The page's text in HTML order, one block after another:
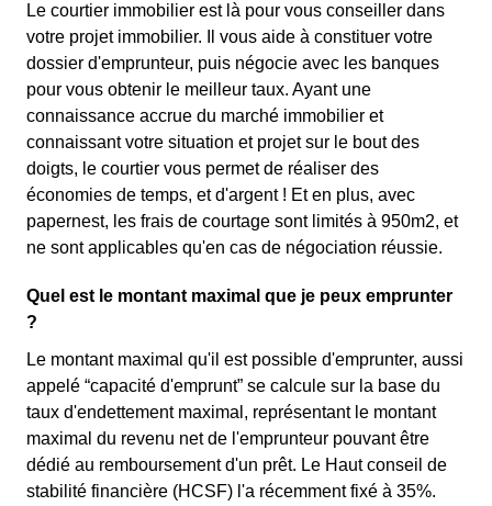
Le courtier immobilier est là pour vous conseiller dans
votre projet immobilier. Il vous aide à constituer votre
dossier d'emprunteur, puis négocie avec les banques
pour vous obtenir le meilleur taux. Ayant une
connaissance accrue du marché immobilier et
connaissant votre situation et projet sur le bout des
doigts, le courtier vous permet de réaliser des
économies de temps, et d'argent ! Et en plus, avec
papernest, les frais de courtage sont limités à 950m2, et
ne sont applicables qu'en cas de négociation réussie.
Quel est le montant maximal que je peux emprunter
?
Le montant maximal qu'il est possible d'emprunter, aussi
appelé “capacité d'emprunt” se calcule sur la base du
taux d'endettement maximal, représentant le montant
maximal du revenu net de l'emprunteur pouvant être
dédié au remboursement d'un prêt. Le Haut conseil de
stabilité financière (HCSF) l'a récemment fixé à 35%.